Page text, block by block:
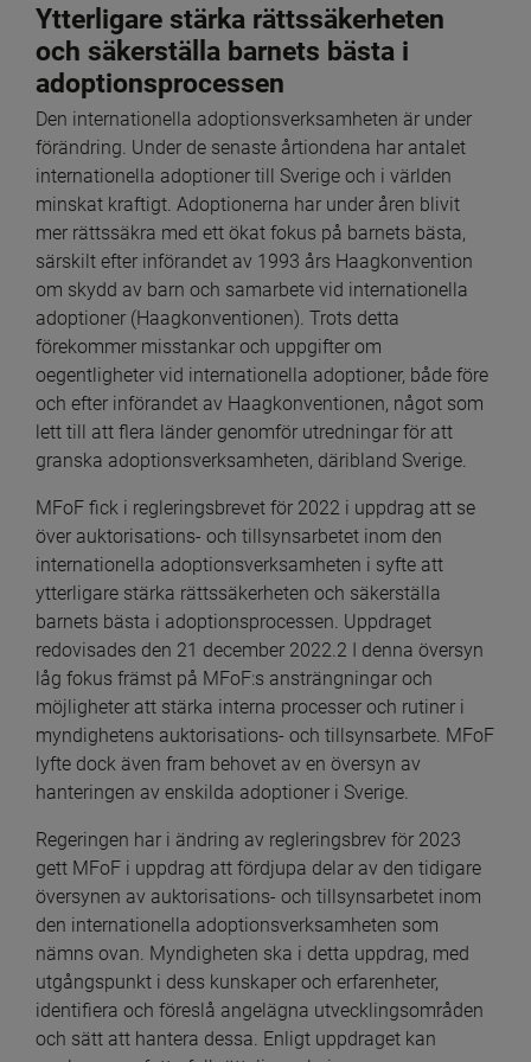
Ytterligare stärka rättssäkerheten
och säkerställa barnets bästa i
adoptionsprocessen
Den internationella adoptionsverksamheten är under
förändring. Under de senaste årtiondena har antalet
internationella adoptioner till Sverige och i världen
minskat kraftigt. Adoptionerna har under åren blivit
mer rättssäkra med ett ökat fokus på barnets bästa,
särskilt efter införandet av 1993 års Haagkonvention
om skydd av barn och samarbete vid internationella
adoptioner (Haagkonventionen). Trots detta
förekommer misstankar och uppgifter om
oegentligheter vid internationella adoptioner, både före
och efter införandet av Haagkonventionen, något som
lett till att flera länder genomför utredningar för att
granska adoptionsverksamheten, däribland Sverige.
MFoF fick i regleringsbrevet för 2022 i uppdrag att se
över auktorisations- och tillsynsarbetet inom den
internationella adoptionsverksamheten i syfte att
ytterligare stärka rättssäkerheten och säkerställa
barnets bästa i adoptionsprocessen. Uppdraget
redovisades den 21 december 2022.2 I denna översyn
låg fokus främst på MFoF:s ansträngningar och
möjligheter att stärka interna processer och rutiner i
myndighetens auktorisations- och tillsynsarbete. MFoF
lyfte dock även fram behovet av en översyn av
hanteringen av enskilda adoptioner i Sverige.
Regeringen har i ändring av regleringsbrev för 2023
gett MFoF i uppdrag att fördjupa delar av den tidigare
översynen av auktorisations- och tillsynsarbetet inom
den internationella adoptionsverksamheten som
nämns ovan. Myndigheten ska i detta uppdrag, med
utgångspunkt i dess kunskaper och erfarenheter,
identifiera och föreslå angelägna utvecklingsområden
och sätt att hantera dessa. Enligt uppdraget kan